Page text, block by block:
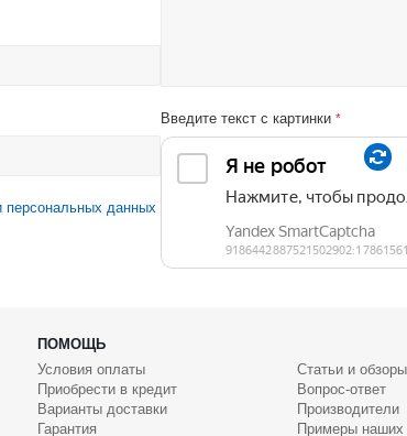
Введите текст с картинки *
персональных данных
ПОМОЩЬ
Условия оплаты
Приобрести в кредит
Варианты доставки
Гарантия
Статьи и обзоры
Вопрос-ответ
Производители
Примеры наших